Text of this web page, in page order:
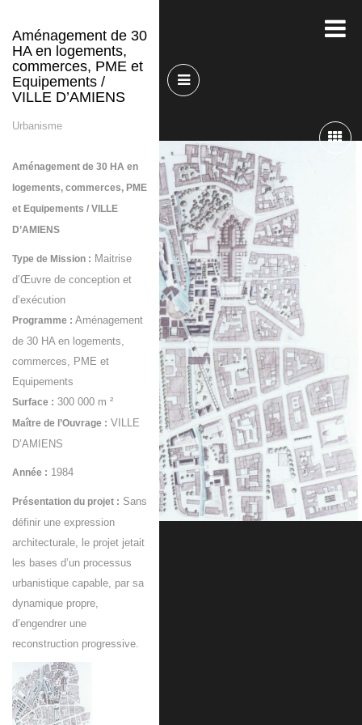
Aménagement de 30
HA en logements,
commerces, PME et
Equipements /
VILLE D’AMIENS
Urbanisme
Aménagement de 30 HA en
logements, commerces, PME
et Equipements / VILLE
D’AMIENS
Type de Mission : Maitrise
d’Œuvre de conception et
d’exécution
Programme : Aménagement
de 30 HA en logements,
commerces, PME et
Equipements
Surface : 300 000 m ²
Maître de l’Ouvrage : VILLE
D’AMIENS
Année : 1984
Présentation du projet : Sans
définir une expression
architecturale, le projet jetait
les bases d’un processus
urbanistique capable, par sa
dynamique propre,
d’engendrer une
reconstruction progressive.